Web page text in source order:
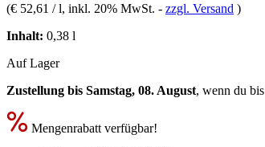
(€ 52,61 / l, inkl. 20% MwSt. - zzgl. Versand )
Inhalt: 0,38 l
Auf Lager
Zustellung bis Samstag, 08. August, wenn du bis
Mengenrabatt verfügbar!